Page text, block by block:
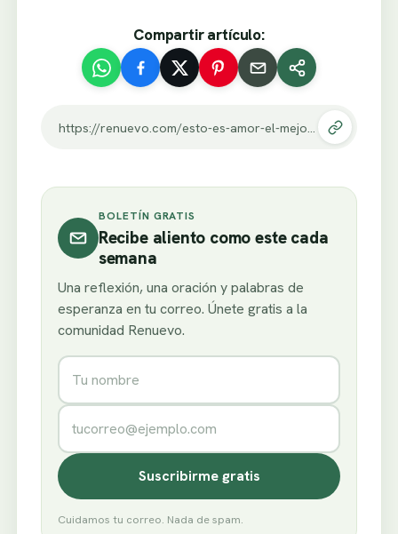
Compartir artículo:
https://renuevo.com/esto-es-amor-el-mejor-regalo-para-un-hijo-miralo.html
BOLETÍN GRATIS
Recibe aliento como este cada
semana
Una reflexión, una oración y palabras de
esperanza en tu correo. Únete gratis a la
comunidad Renuevo.
Nombre
Correo electrónico
Suscribirme gratis
Cuidamos tu correo. Nada de spam.